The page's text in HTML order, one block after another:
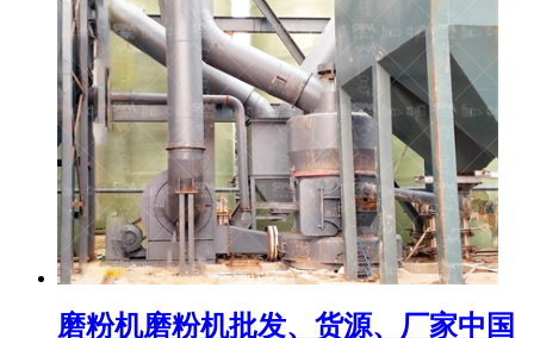
磨粉机磨粉机批发、货源、厂家中国